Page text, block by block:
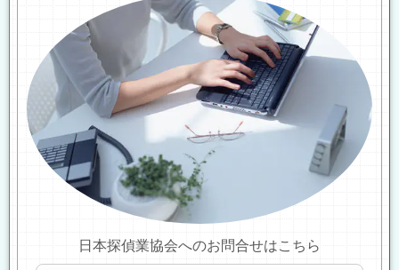
日本探偵業協会へのお問合せはこちら